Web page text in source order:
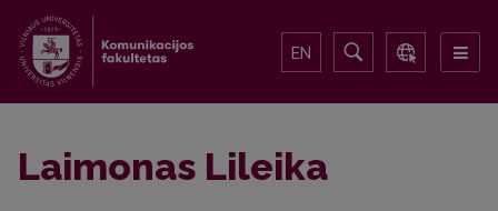
EN
Laimonas Lileika